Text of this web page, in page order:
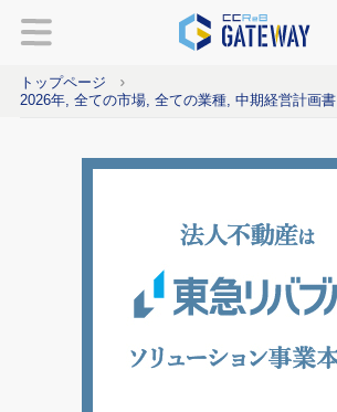
トップページ
2026年, 全ての市場, 全ての業種, 中期経営計画書